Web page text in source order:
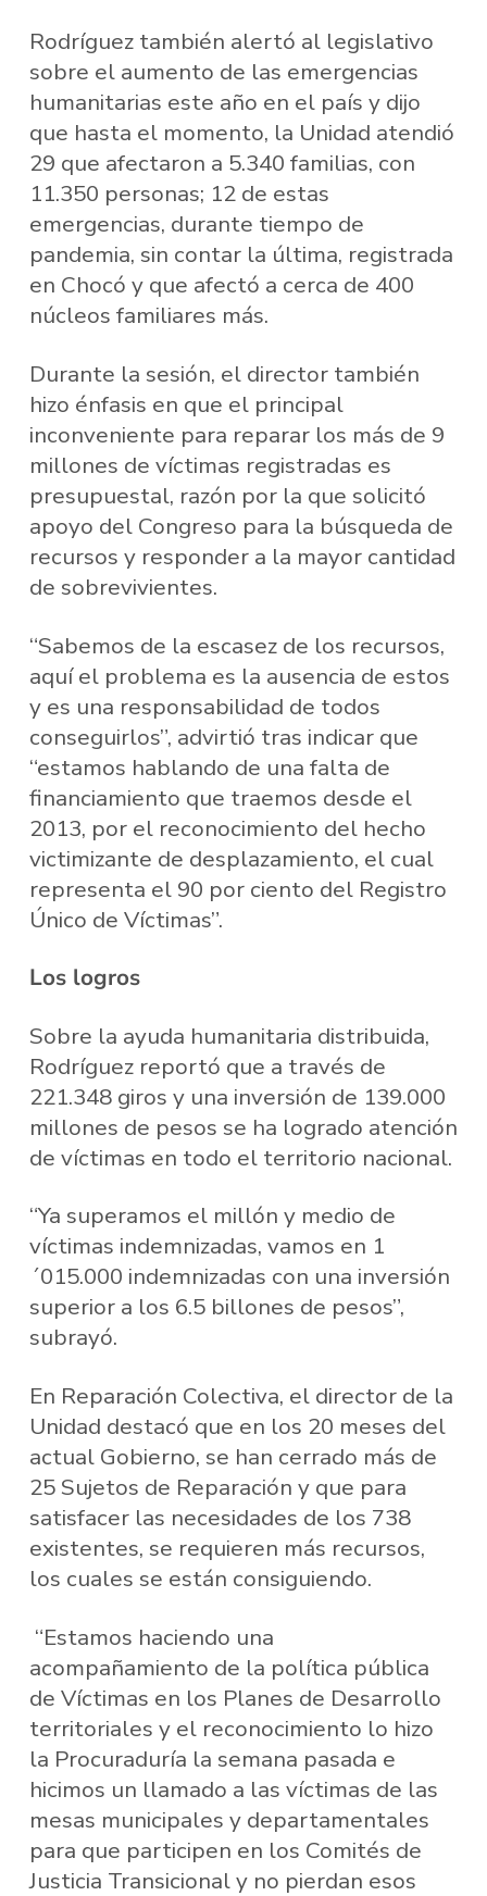
Rodríguez también alertó al legislativo
sobre el aumento de las emergencias
humanitarias este año en el país y dijo
que hasta el momento, la Unidad atendió
29 que afectaron a 5.340 familias, con
11.350 personas; 12 de estas
emergencias, durante tiempo de
pandemia, sin contar la última, registrada
en Chocó y que afectó a cerca de 400
núcleos familiares más.
Durante la sesión, el director también
hizo énfasis en que el principal
inconveniente para reparar los más de 9
millones de víctimas registradas es
presupuestal, razón por la que solicitó
apoyo del Congreso para la búsqueda de
recursos y responder a la mayor cantidad
de sobrevivientes.
“Sabemos de la escasez de los recursos,
aquí el problema es la ausencia de estos
y es una responsabilidad de todos
conseguirlos”, advirtió tras indicar que
“estamos hablando de una falta de
financiamiento que traemos desde el
2013, por el reconocimiento del hecho
victimizante de desplazamiento, el cual
representa el 90 por ciento del Registro
Único de Víctimas”.
Los logros
Sobre la ayuda humanitaria distribuida,
Rodríguez reportó que a través de
221.348 giros y una inversión de 139.000
millones de pesos se ha logrado atención
de víctimas en todo el territorio nacional.
“Ya superamos el millón y medio de
víctimas indemnizadas, vamos en 1
´015.000 indemnizadas con una inversión
superior a los 6.5 billones de pesos”,
subrayó.
En Reparación Colectiva, el director de la
Unidad destacó que en los 20 meses del
actual Gobierno, se han cerrado más de
25 Sujetos de Reparación y que para
satisfacer las necesidades de los 738
existentes, se requieren más recursos,
los cuales se están consiguiendo.
“Estamos haciendo una
acompañamiento de la política pública
de Víctimas en los Planes de Desarrollo
territoriales y el reconocimiento lo hizo
la Procuraduría la semana pasada e
hicimos un llamado a las víctimas de las
mesas municipales y departamentales
para que participen en los Comités de
Justicia Transicional y no pierdan esos